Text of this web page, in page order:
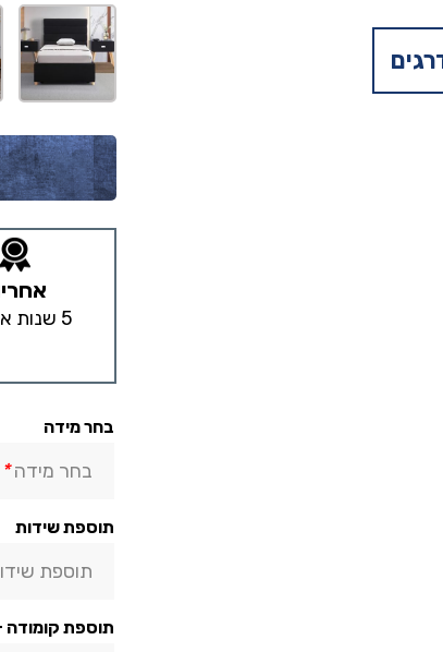
5 שנות אחריות
בחר מידה
בחר מידה*
תוספת שידות
תוספת
תוספת קומודה